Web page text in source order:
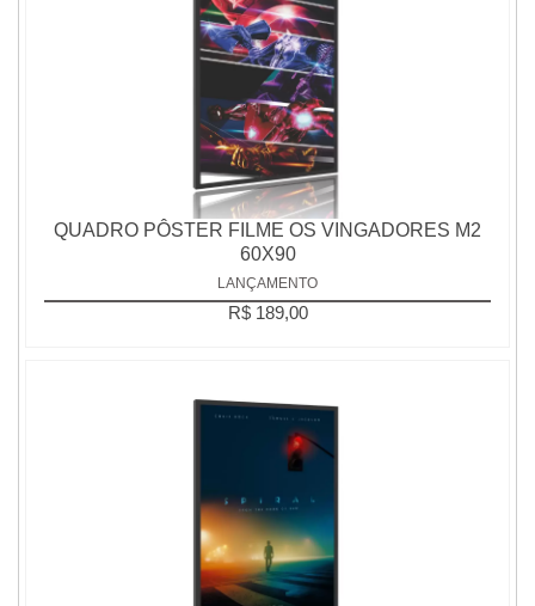
QUADRO PÔSTER FILME OS VINGADORES M2
60X90
LANÇAMENTO
R$ 189,00